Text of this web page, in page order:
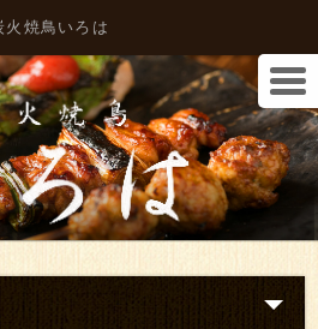
火焼鳥いろは